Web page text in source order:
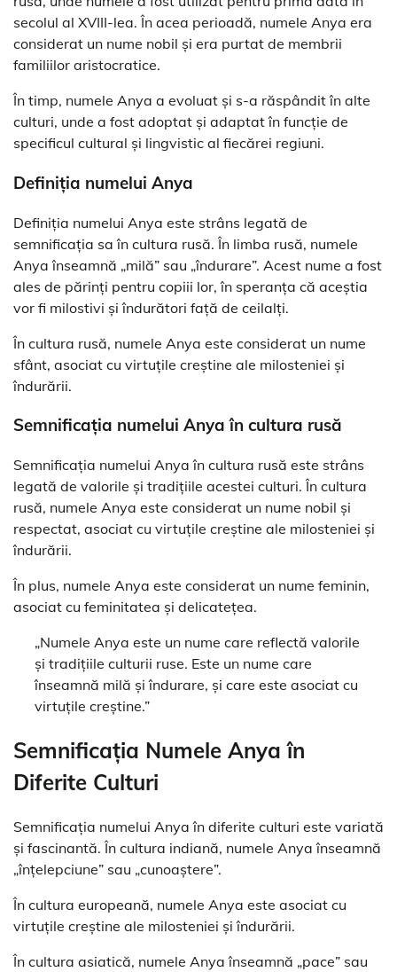
secolul al XVIII-lea. În acea perioadă, numele Anya era
considerat un nume nobil și era purtat de membrii
familiilor aristocratice.
În timp, numele Anya a evoluat și s-a răspândit în alte
culturi, unde a fost adoptat și adaptat în funcție de
specificul cultural și lingvistic al fiecărei regiuni.
Definiția numelui Anya
Definiția numelui Anya este strâns legată de
semnificația sa în cultura rusă. În limba rusă, numele
Anya înseamnă „milă” sau „îndurare”. Acest nume a fost
ales de părinți pentru copiii lor, în speranța că aceștia
vor fi milostivi și îndurători față de ceilalți.
În cultura rusă, numele Anya este considerat un nume
sfânt, asociat cu virtuțile creștine ale milosteniei și
îndurării.
Semnificația numelui Anya în cultura rusă
Semnificația numelui Anya în cultura rusă este strâns
legată de valorile și tradițiile acestei culturi. În cultura
rusă, numele Anya este considerat un nume nobil și
respectat, asociat cu virtuțile creștine ale milosteniei și
îndurării.
În plus, numele Anya este considerat un nume feminin,
asociat cu feminitatea și delicatețea.
„Numele Anya este un nume care reflectă valorile
și tradițiile culturii ruse. Este un nume care
înseamnă milă și îndurare, și care este asociat cu
virtuțile creștine.”
Semnificația Numele Anya în
Diferite Culturi
Semnificația numelui Anya în diferite culturi este variată
și fascinantă. În cultura indiană, numele Anya înseamnă
„înțelepciune” sau „cunoaștere”.
În cultura europeană, numele Anya este asociat cu
virtuțile creștine ale milosteniei și îndurării.
În cultura asiatică, numele Anya înseamnă „pace” sau